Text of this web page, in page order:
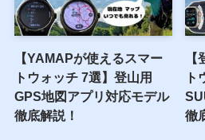
【YAMAPが使えるスマー
トウォッチ 7選】登山用
GPS地図アプリ対応モデル
徹底解説！
ト
徹